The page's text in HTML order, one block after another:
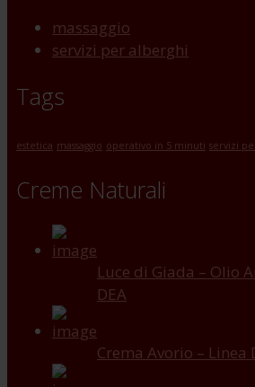
massaggio
servizi per alberghi
Tags
estetica massaggio operativo in 5 minuti servizi
Creme Naturali
Luce di Giada – Olio
DEA
Crema Avorio – Linea